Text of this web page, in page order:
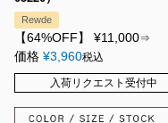
Rewde
【64%OFF】 ¥11,000⇒
価格 ¥3,960税込
入荷リクエスト受付中